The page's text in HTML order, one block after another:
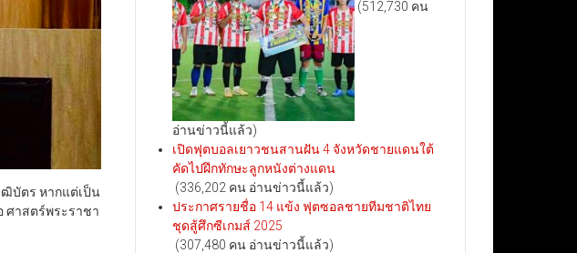
ฒิบัตร หากแต่เป็น
ศาสตร์พระราชา
(512,730 คน
อ่านข่าวนี้แล้ว)
เปิดฟุตบอลเยาวชนสานฝัน 4 จังหวัดชายแดนใต้
คัดไปฝึกทักษะลูกหนังต่างแดน
(336,202 คน อ่านข่าวนี้แล้ว)
ประกาศรายชื่อ 14 แข้ง ฟุตซอลชายทีมชาติไทย
ชุดสู้ศึกซีเกมส์ 2025
(307,480 คน อ่านข่าวนี้แล้ว)